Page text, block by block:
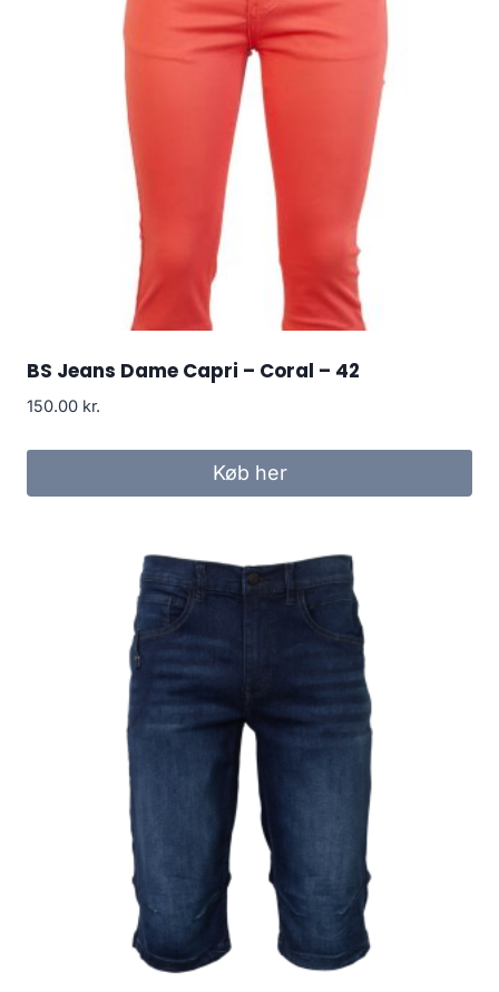
BS Jeans Dame Capri – Coral – 42
150.00 kr.
Køb her